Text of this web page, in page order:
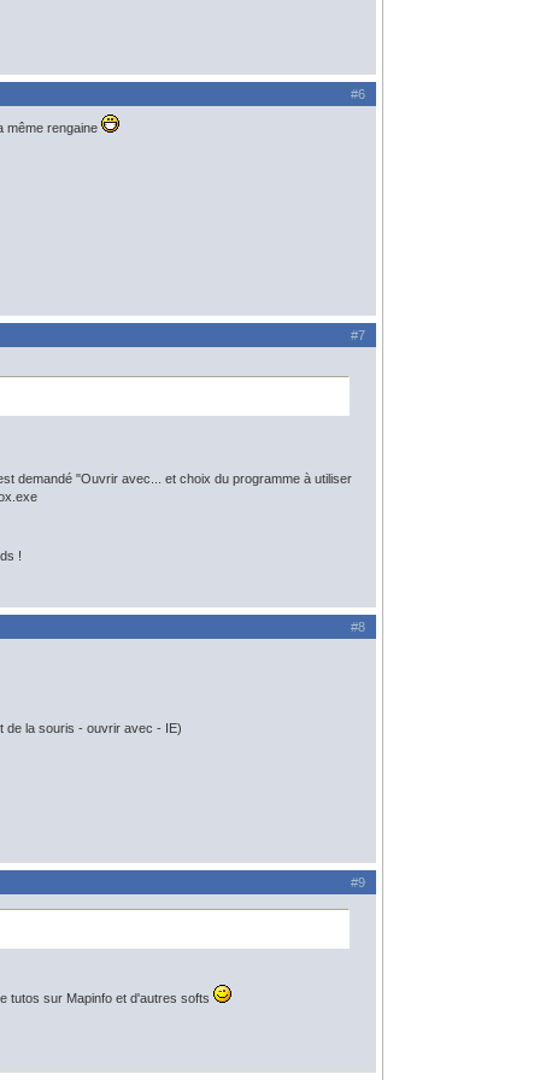
#6
même rengaine
#7
demandé "Ouvrir avec... et choix du programme à utiliser
!
#8
de la souris - ouvrir avec - IE)
#9
tutos sur Mapinfo et d'autres softs